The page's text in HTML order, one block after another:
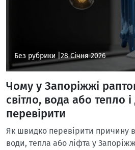
Без рубрики |28 Січня 2026
Чому у Запоріжжі
світло, вода або тепло
перевірити
Як швидко перевірити причину
води, тепла або ліфта у